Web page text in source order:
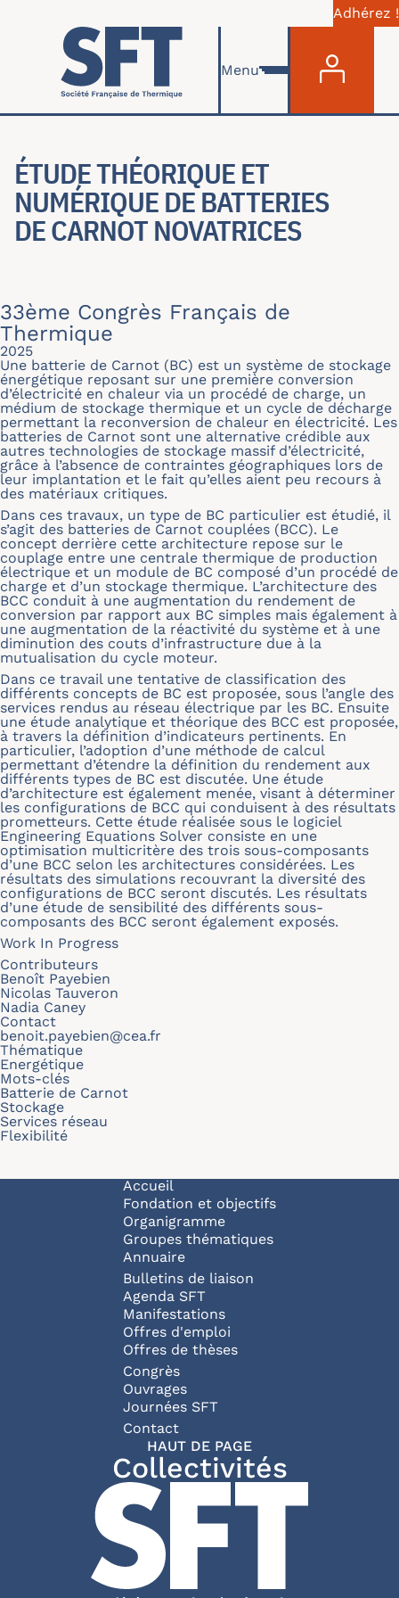
Aller au contenu principal
Adhérez !
Menu
ÉTUDE THÉORIQUE ET
NUMÉRIQUE DE BATTERIES
DE CARNOT NOVATRICES
33ème Congrès Français de
Thermique
2025
Une batterie de Carnot (BC) est un système de stockage
énergétique reposant sur une première conversion
d’électricité en chaleur via un procédé de charge, un
médium de stockage thermique et un cycle de décharge
permettant la reconversion de chaleur en électricité. Les
batteries de Carnot sont une alternative crédible aux
autres technologies de stockage massif d’électricité,
grâce à l’absence de contraintes géographiques lors de
leur implantation et le fait qu’elles aient peu recours à
des matériaux critiques.
Dans ces travaux, un type de BC particulier est étudié, il
s’agit des batteries de Carnot couplées (BCC). Le
concept derrière cette architecture repose sur le
couplage entre une centrale thermique de production
électrique et un module de BC composé d’un procédé de
charge et d’un stockage thermique. L’architecture des
BCC conduit à une augmentation du rendement de
conversion par rapport aux BC simples mais également à
une augmentation de la réactivité du système et à une
diminution des couts d’infrastructure due à la
mutualisation du cycle moteur.
Dans ce travail une tentative de classification des
différents concepts de BC est proposée, sous l’angle des
services rendus au réseau électrique par les BC. Ensuite
une étude analytique et théorique des BCC est proposée,
à travers la définition d’indicateurs pertinents. En
particulier, l’adoption d’une méthode de calcul
permettant d’étendre la définition du rendement aux
différents types de BC est discutée. Une étude
d’architecture est également menée, visant à déterminer
les configurations de BCC qui conduisent à des résultats
prometteurs. Cette étude réalisée sous le logiciel
Engineering Equations Solver consiste en une
optimisation multicritère des trois sous-composants
d’une BCC selon les architectures considérées. Les
résultats des simulations recouvrant la diversité des
configurations de BCC seront discutés. Les résultats
d’une étude de sensibilité des différents sous-
composants des BCC seront également exposés.
Work In Progress
Contributeurs
Benoît Payebien
Nicolas Tauveron
Nadia Caney
Contact
benoit.payebien@cea.fr
Thématique
Energétique
Mots-clés
Batterie de Carnot
Stockage
Services réseau
Flexibilité
Navigation principale
Accueil
Fondation et objectifs
Organigramme
Groupes thématiques
Annuaire
Bulletins de liaison
Agenda SFT
Manifestations
Offres d'emploi
Offres de thèses
Congrès
Ouvrages
Journées SFT
Pied de page
Contact
HAUT DE PAGE
Collectivités